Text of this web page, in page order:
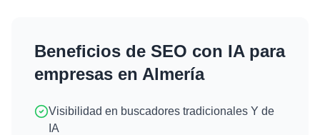
Beneficios de SEO con IApara
empresas en Almería
Visibilidad en buscadores tradicionales Y de
IA